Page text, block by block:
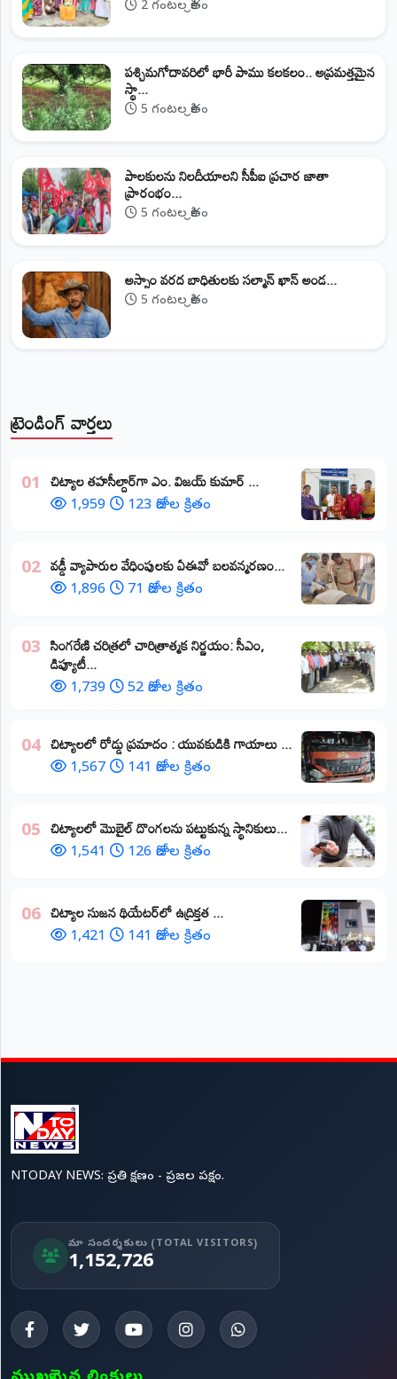
ట్రెండింగ్ వార్తలు
01 ​చిట్యాల తహసీల్దార్‌గా ఎం. విజయ్ కుమార్ ...
1,959 123 రోజుల క్రితం
02 వడ్డీ వ్యాపారుల వేధింపులకు ఏఈవో బలవన్మరణం...
1,896 71 రోజుల క్రితం
03 ​సింగరేణి చరిత్రలో చారిత్రాత్మక నిర్ణయం: సీఎం,
డిప్యూటీ...
1,739 52 రోజుల క్రితం
04 చిట్యాలలో రోడ్డు ప్రమాదం : యువకుడికి గాయాలు ​...
1,567 141 రోజుల క్రితం
05 చిట్యాలలో మొబైల్ దొంగలను పట్టుకున్న స్థానికులు...
1,541 126 రోజుల క్రితం
06 చిట్యాల సుజన థియేటర్‌లో ఉద్రిక్తత ...
1,421 141 రోజుల క్రితం
2 గంటల క్రితం
పశ్చిమగోదావరిలో భారీ పాము కలకలం.. అప్రమత్తమైన
స్థా...
5 గంటల క్రితం
పాలకులను నిలదీయాలని సీపీఐ ప్రచార జాతా
ప్రారంభం...
5 గంటల క్రితం
అస్సాం వరద బాధితులకు సల్మాన్ ఖాన్ అండ...
5 గంటల క్రితం
NTODAY NEWS: ప్రతి క్షణం - ప్రజల పక్షం.
మా సందర్శకులు (TOTAL VISITORS)
1,152,726